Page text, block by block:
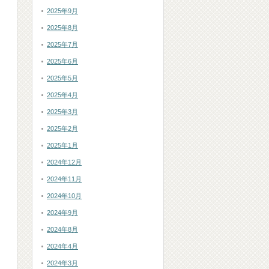
2025年9月
2025年8月
2025年7月
2025年6月
2025年5月
2025年4月
2025年3月
2025年2月
2025年1月
2024年12月
2024年11月
2024年10月
2024年9月
2024年8月
2024年4月
2024年3月